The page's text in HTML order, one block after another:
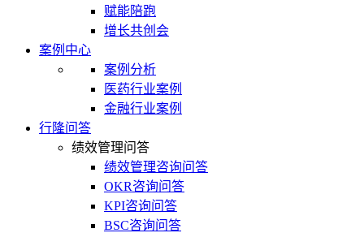
赋能陪跑
增长共创会
案例中心
案例分析
医药行业案例
金融行业案例
行隆问答
绩效管理问答
绩效管理咨询问答
OKR咨询问答
KPI咨询问答
BSC咨询问答